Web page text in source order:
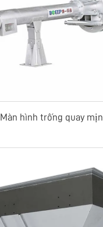
Màn hình trống quay mịn